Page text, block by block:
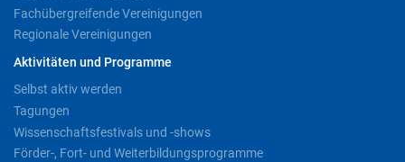
Fachübergreifende Vereinigungen
Regionale Vereinigungen
Aktivitäten und Programme
Selbst aktiv werden
Tagungen
Wissenschaftsfestivals und -shows
Förder-, Fort- und Weiterbildungsprogramme